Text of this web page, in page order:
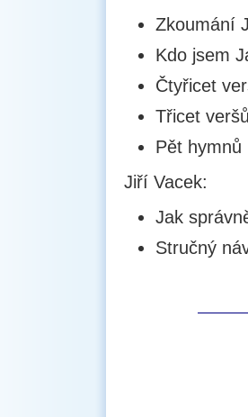
Zkoumání
Kdo jsem
Čtyřicet
Třicet
Pět hymnů
Jiří Vacek:
Jak
Stručný